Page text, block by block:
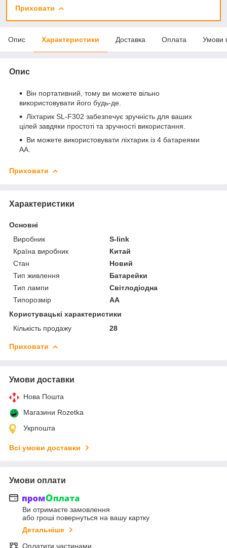
Приховати
Опис Характеристики Доставка Оплата Умови
Опис
Він портативний, тому ви можете вільно
використовувати його будь-де.
Ліхтарик SL-F302 забезпечує зручність для ваших
цілей завдяки простоті та зручності використання.
Ви можете використовувати ліхтарик із 4 батареями
AA.
Приховати
Характеристики
Основні
Виробник
S-link
Країна виробник
Китай
Стан
Новий
Тип живлення
Батарейки
Тип лампи
Світлодіодна
Типорозмір
AA
Користувацькi характеристики
Кількість продажу
28
Приховати
Умови доставки
Нова Пошта
Магазини Rozetka
Укрпошта
Всі умови доставки
Умови оплати
Ви отримаєте замовлення
або гроші повернуться на вашу картку
Детальніше
Оплатити частинами